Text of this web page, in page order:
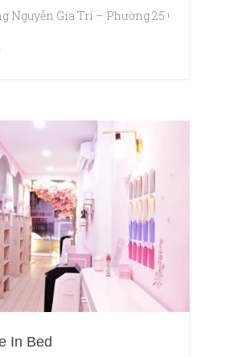
Nguyễn Gia Trí – Phường 25 Quận
In Bed